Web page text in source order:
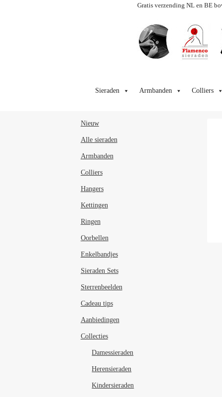
Gratis verzending NL en BE
door
naar
Sieraden Armbanden Colliers
Nieuw
Alle sieraden
Armbanden
Colliers
Hangers
Kettingen
Ringen
Oorbellen
Enkelbandjes
Sieraden Sets
Sterrenbeelden
Cadeau tips
Aanbiedingen
Collecties
Damessieraden
Herensieraden
Kindersieraden